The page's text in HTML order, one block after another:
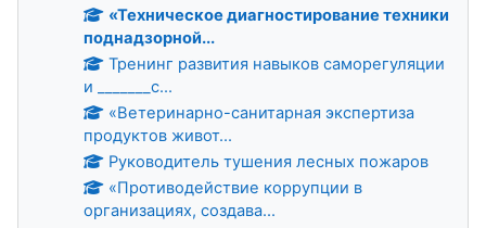
«Техническое диагностирование техники
поднадзорной...
Тренинг развития навыков саморегуляции
и _______с...
«Ветеринарно-санитарная экспертиза
продуктов живот...
Руководитель тушения лесных пожаров
«Противодействие коррупции в
организациях, создава...